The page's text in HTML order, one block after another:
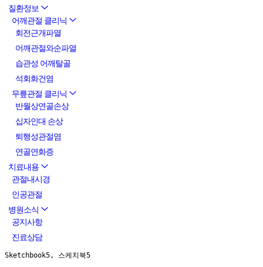
질환정보
어깨관절 클리닉
회전근개파열
어깨관절와순파열
습관성 어깨탈골
석회화건염
무릎관절 클리닉
반월상연골손상
십자인대 손상
퇴행성관절염
연골연화증
치료내용
관절내시경
인공관절
병원소식
공지사항
진료상담
Sketchbook5, 스케치북5